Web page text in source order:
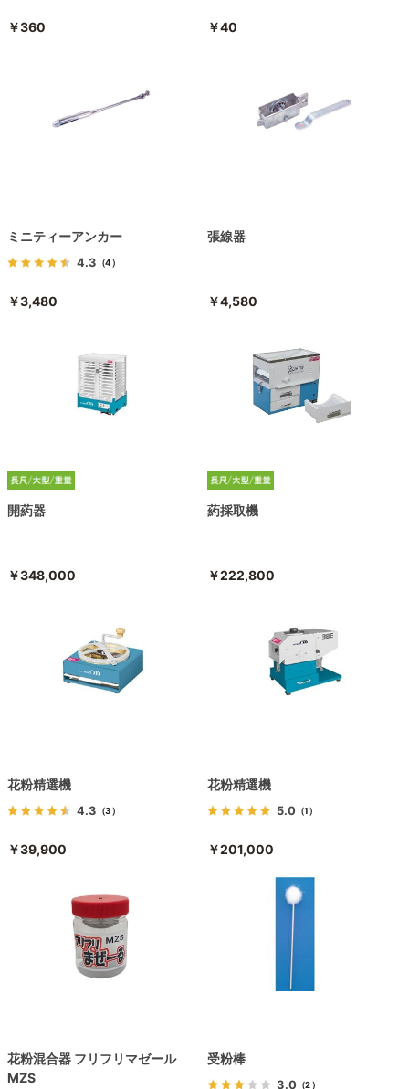
￥360 ￥40
ミニティーアンカー
4.3 （4）
￥3,480
張線器
￥4,580
開葯器
￥348,000
葯採取機
￥222,800
花粉精選機
4.3 （3）
￥39,900
花粉精選機
5.0 （1）
￥201,000
花粉混合器 フリフリマゼール
MZS
受粉棒
3.0 （2）